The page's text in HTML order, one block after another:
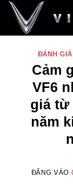
Bỏ
nội
ĐÁNH
Cảm
VF6
giá từ
năm
ĐĂNG VÀO